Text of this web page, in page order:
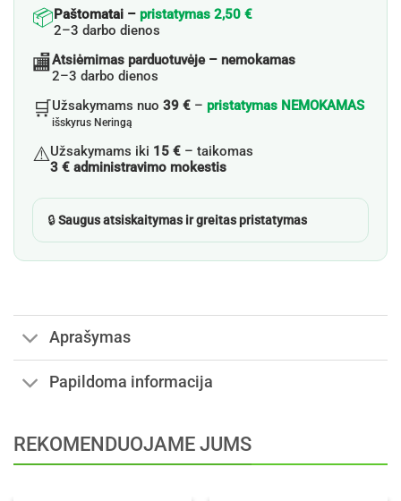
📦Paštomatai – pristatymas 2,50 €
2–3 darbo dienos
🏬Atsiėmimas parduotuvėje – nemokamas
2–3 darbo dienos
🛒Užsakymams nuo 39 € – pristatymas NEMOKAMAS
išskyrus Neringą
⚠️Užsakymams iki 15 € – taikomas
3 € administravimo mokestis
🔒Saugus atsiskaitymas ir greitas pristatymas
Aprašymas
Papildoma informacija
REKOMENDUOJAME JUMS